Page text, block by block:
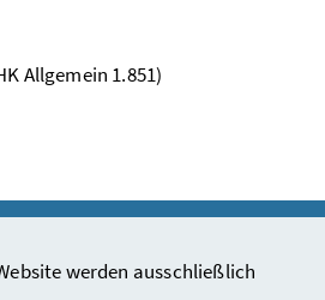
werden ausschließlich
Allgemein 1.851)